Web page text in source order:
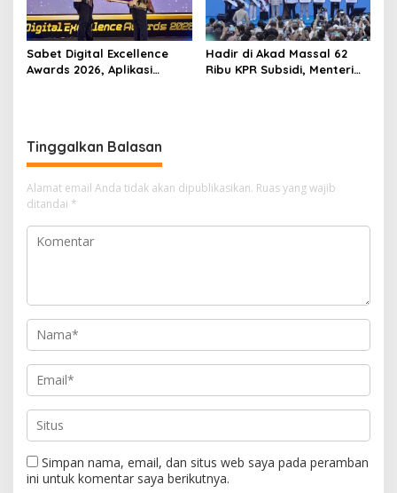
Sabet Digital Excellence
Awards 2026, Aplikasi
Hadir di Akad Massal 62
Ribu KPR Subsidi, Menteri
Tinggalkan Balasan
Alamat email Anda tidak akan dipublikasikan. Ruas yang wajib
ditandai *
Simpan nama, email, dan situs web saya pada peramban
ini untuk komentar saya berikutnya.